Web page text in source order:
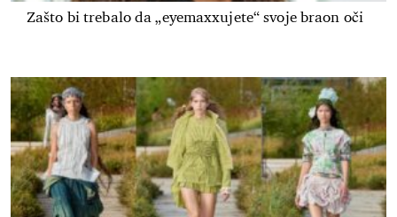
Zašto bi trebalo da „eyemaxxujete“ svoje braon oči